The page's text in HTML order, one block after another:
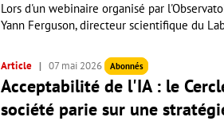
Lors d'un webinaire organisé par
Yann Ferguson, directeur scientifique du
Article 07 mai 2026 Abonnés
Acceptabilité de l'IA : le
société parie sur une